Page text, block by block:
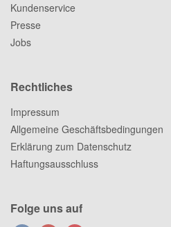
Kundenservice
Presse
Jobs
Rechtliches
Impressum
Allgemeine Geschäftsbedingungen
Erklärung zum Datenschutz
Haftungsausschluss
Folge uns auf